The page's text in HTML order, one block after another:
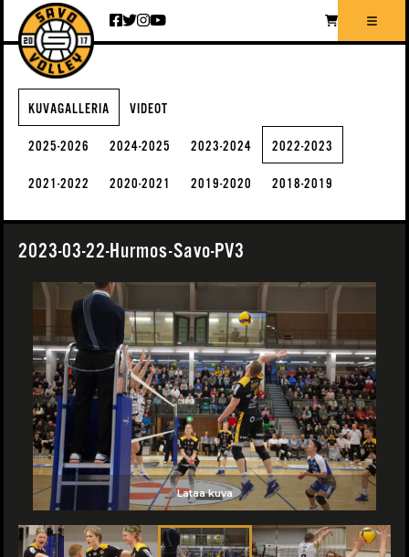
Siirry sisältöön
KUVAGALLERIA VIDEOT
2025-2026 2024-2025 2023-2024 2022-2023
2021-2022 2020-2021 2019-2020 2018-2019
2023-03-22-Hurmos-Savo-PV3
Lataa kuva
Lataa kuva
Lataa kuva
Lataa kuva
Lataa kuva
Lataa kuva
Lataa kuva
Lataa kuva
Lataa kuva
Lataa kuva
Lataa kuva
Lataa kuva
Lataa kuva
Lataa kuva
Lataa kuva